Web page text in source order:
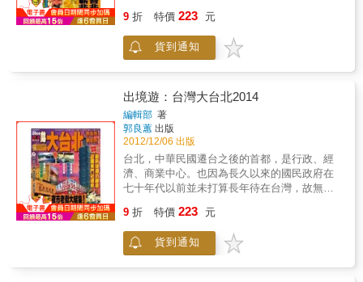
事設施，卻缺乏一般基建和相關重要建設。延
至2000年以後，台灣才開始重新自我定位，從
此迅速發展出旅遊、美食、購物、遊樂等等大
評。2010年11月，台灣進行五都選舉，將台北
縣於12月25日起改名為新北市，並與台北市、
台中市、台南市、高雄市並列院轄市。大台北
旅遊工具書立刻響應規畫，範圍從此包括最新
的台北市與新北市。而在大台北旅遊，最吸引
遊客的地方當然夜市、老街、古厝、購物區、
美食街，其次就是大台北周邊的風景區。所
以，為了分享對於大台北的認知，出境遊決定
大台北分成35個區逐一介紹。從這裡不但可以
解今天的北台灣，它包括了台北市與新北市。
9 折 特價 223 元
貨到通知
出境遊：台灣大台北2014
編輯部 著
郭良蕙 出版
2012/12/06 出版
台北，中華民國遷台之後的首都，是行政、經
濟、商業中心。也因為長久以來的國民政府在
七十年代以前並未打算長年待在台灣，故無論
事設施，卻缺乏一般基建和相關重要建設。延
至2000年以後，台灣才開始重新自我定位，從
此迅速發展出旅遊、美食、購物、遊樂等等大
9 折 特價 223 元
貨到通知